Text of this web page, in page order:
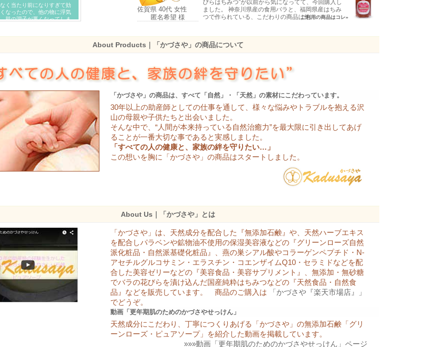
く当たり前になりすぎて効
なったので、他の物に浮気
肌の調子が悪くなってしま
佐賀県 40代 女性
匿名希望 様
びらはちみつ”が以前から気になってて、今回購入し
ました。 神奈川県産の食用バラと、福岡県産はちみ
つで作られている、こだわりの商品は他…ご利用の商品はコレ»
顔にニキギが出来て悩みの種でした。 そんなとき、
友人の母親から紹介された、かづさや石鹸に出会いま
福岡県 30代 女性
匿名希望 様
天然ハーブの力？ キレイになったと言われました！
レイになったと言われます。…
ご利用の商品はコレ»
福岡県 40代 女性
匿名希望 様
天然ハーブに包まれて、癒されオーラ全開です！
自然の神秘的な生命力をもつエネルギーを、肌にまと
ったような感じがします！ 天然ハーブに包まれて、
癒されオーラ全開です！ デリケートは肌質の私で
も、トラブルなく安心して使用しています…
このゼリーに戻したら目の回りのシワも身体の乾燥も全然違
続けてると何となく当たり前になりすぎて効果を感じ
られなくなったので、他の物に浮気してたのですが、
About Products｜「かづさや」の商品について
「かづさや」の商品は、すべて「自然」・「天然」の素材にこだわっています。
30年以上の助産師としての仕事を通して、様々な悩みやトラブルを抱える沢
山の母親や子供たちと出会いました。
そんな中で、“人間が本来持っている自然治癒力”を最大限に引き出してあげ
ることが一番大切な事であると実感しました。
「すべての人の健康と、家族の絆を守りたい…」
この想いを胸に「かづさや」の商品はスタートしました。
About Us｜「かづさや」とは
「かづさや」は、天然成分を配合した『無添加石鹸』や、天然ハーブエキス
を配合しパラベンや鉱物油不使用の保湿美容液などの『グリーンローズ自然
派化粧品・自然派基礎化粧品』、燕の巣シアル酸やコラーゲンペプチド・N-
アセチルグルコサミン・エラスチン・コエンザイムQ10・セラミドなどを配
合した美容ゼリーなどの『美容食品・美容サプリメント』、無添加・無砂糖
でバラの花びらを漬け込んだ国産純粋はちみつなどの『天然食品・自然食
品』などを販売しています。 商品のご購入は
「かづさや『楽天市場店』」
でどうぞ。
動画「更年期肌のためのかづさやせっけん」
天然成分にこだわり、丁寧につくりあげる「かづさや」の無添加石鹸「グリ
ーンローズ・ピュアソープ」を紹介した動画を掲載しています。
»»»動画「更年期肌のためのかづさやせっけん」ページ